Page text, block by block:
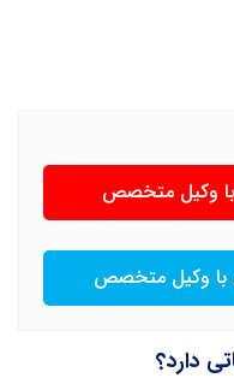
با وکیل متخصص
با وکیل متخصص
دارد؟